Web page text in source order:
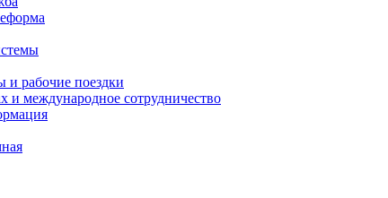
рабочие поездки
и международное сотрудничество